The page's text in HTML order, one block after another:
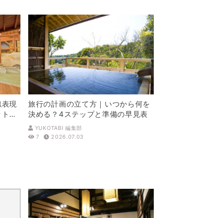
現
を
旅行の計画の立て方｜いつから何を
決める？4ステップと準備の早見表
YUKOTABI 編集部
7
2026.07.03